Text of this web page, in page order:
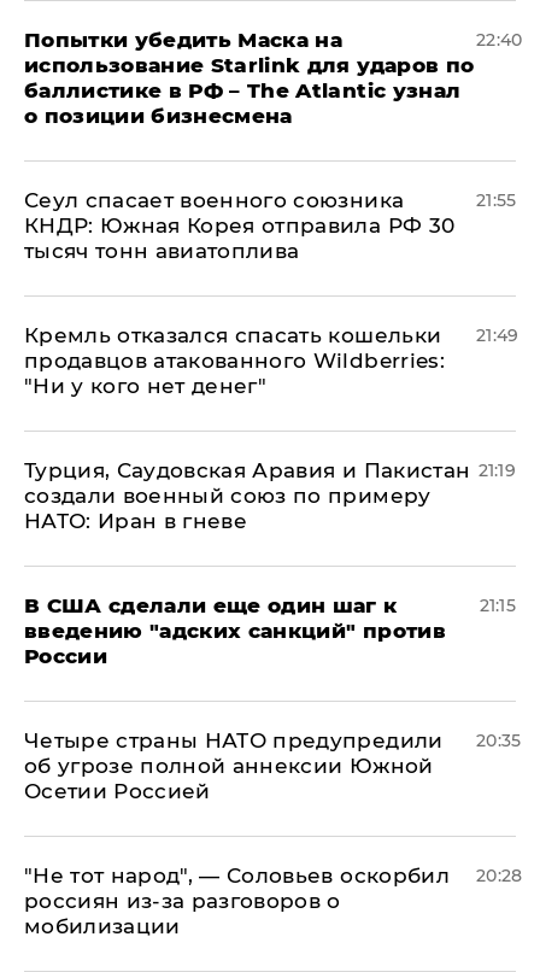
Попытки убедить Маска на
использование Starlink для ударов по
баллистике в РФ – The Atlantic узнал
о позиции бизнесмена
22:40
​Сеул спасает военного союзника
КНДР: Южная Корея отправила РФ 30
тысяч тонн авиатоплива
21:55
Кремль отказался спасать кошельки
продавцов атакованного Wildberries:
"Ни у кого нет денег"
21:49
Турция, Саудовская Аравия и Пакистан
создали военный союз по примеру
НАТО: Иран в гневе
21:19
В США сделали еще один шаг к
введению "адских санкций" против
России
21:15
Четыре страны НАТО предупредили
об угрозе полной аннексии Южной
Осетии Россией
20:35
​"Не тот народ", — Соловьев оскорбил
россиян из-за разговоров о
мобилизации
20:28